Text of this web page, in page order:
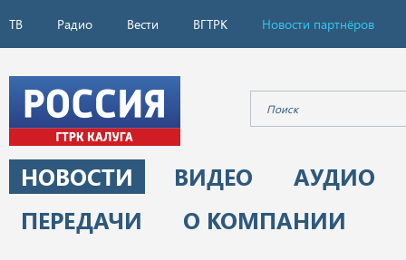
ТВ Радио Вести ВГТРК Новости партнёров
НОВОСТИ ВИДЕО
АУДИО
ПЕРЕДАЧИ
О КОМПАНИИ